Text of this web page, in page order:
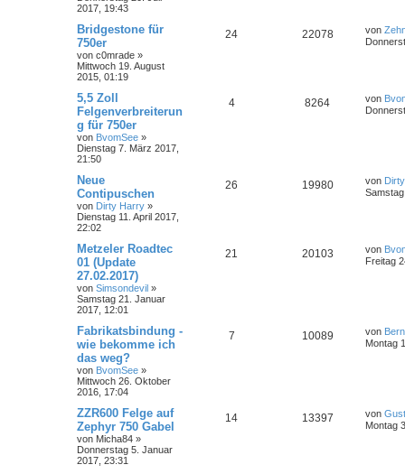
2017, 19:43
Bridgestone für
750er
von c0mrade »
Mittwoch 19. August
2015, 01:19
24 22078 von
5,5 Zoll
Felgenverbreiterun
g für 750er
von BvomSee »
Dienstag 7. März 2017,
21:50
4 8264 von
Neue
Contipuschen
von Dirty Harry »
Dienstag 11. April 2017,
22:02
26 19980 von
Metzeler Roadtec
01 (Update
27.02.2017)
von Simsondevil »
Samstag 21. Januar
2017, 12:01
21 20103 von
Freitag
Fabrikatsbindung -
wie bekomme ich
das weg?
von BvomSee »
Mittwoch 26. Oktober
2016, 17:04
7 10089 von
Montag
ZZR600 Felge auf
Zephyr 750 Gabel
von Micha84 »
Donnerstag 5. Januar
2017, 23:31
14 13397 von
Montag